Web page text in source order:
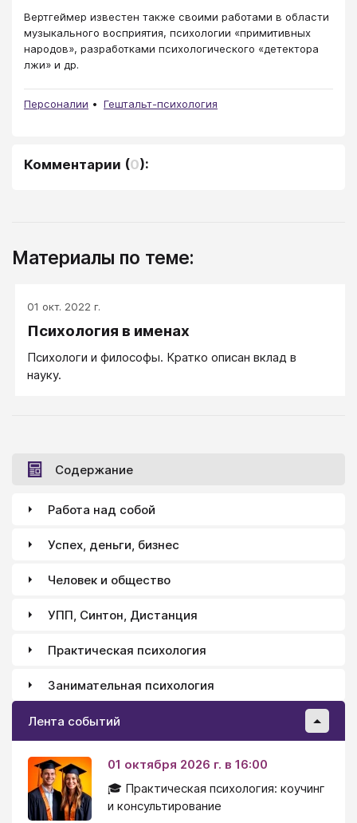
Вертгеймер известен также своими работами в области
музыкального восприятия, психологии «примитивных
народов», разработками психологического «детектора
лжи» и др.
Персоналии Гештальт-психология
Комментарии (0):
Материалы по теме:
01 окт. 2022 г.
Психология в именах
Психологи и философы. Кратко описан вклад в
науку.
Содержание
Работа над собой
Успех, деньги, бизнес
Человек и общество
УПП, Синтон, Дистанция
Практическая психология
Занимательная психология
Лента событий
01 октября 2026 г. в 16:00
🎓 Практическая психология: коучинг
и консультирование